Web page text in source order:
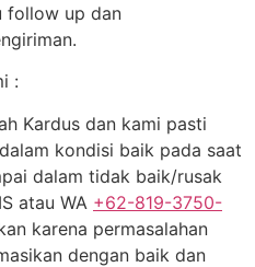
follow up dan
:
Kardus dan kami pasti
kondisi baik pada saat
dalam tidak baik/rusak
atau WA +62-819-3750-
karena permasalahan
dengan baik dan